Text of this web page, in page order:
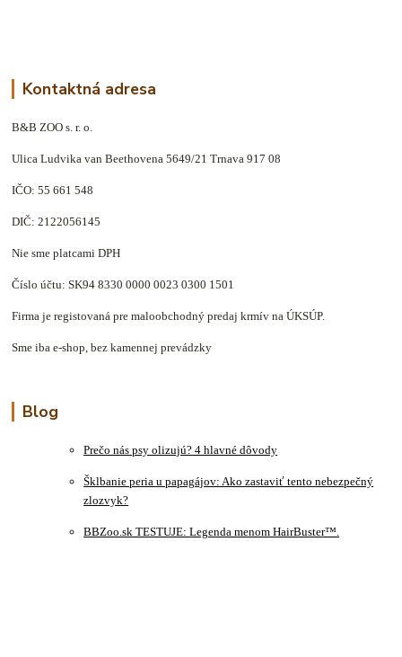
Kontaktná adresa
B&B ZOO s. r. o.
Ulica Ludvika van Beethovena 5649/21 Trnava 917 08
IČO: 55 661 548
DIČ: 2122056145
Nie sme platcami DPH
Číslo účtu: SK94 8330 0000 0023 0300 1501
Firma je registovaná pre maloobchodný predaj krmív na ÚKSÚP.
Sme iba e-shop, bez kamennej prevádzky
Blog
Prečo nás psy olizujú? 4 hlavné dôvody
Šklbanie peria u papagájov: Ako zastaviť tento nebezpečný
zlozvyk?
BBZoo.sk TESTUJE: Legenda menom HairBuster™.